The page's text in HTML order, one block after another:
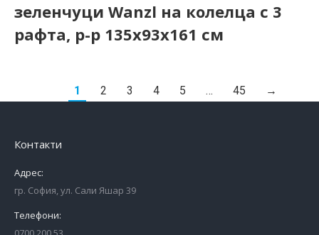
зеленчуци Wanzl на колелца с 3
рафта, р-р 135х93х161 см
1 2 3 4 5 … 45 →
Контакти
Адрес:
гр. София, ул. Сали Яшар 39
Телефони: